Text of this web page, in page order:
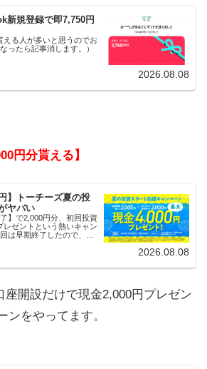
新規登録で即7,750円
える人が多いと思うのでお
ったら記事消します。）
2026.08.08
円分貰える】
】トーチーズ夏の投
ヤバい
】で2,000円分、初回投資
レゼントという熱いキャン
は早期終了したので、使
2026.08.08
座開設だけで現金2,000円プレゼン
ンをやってます。